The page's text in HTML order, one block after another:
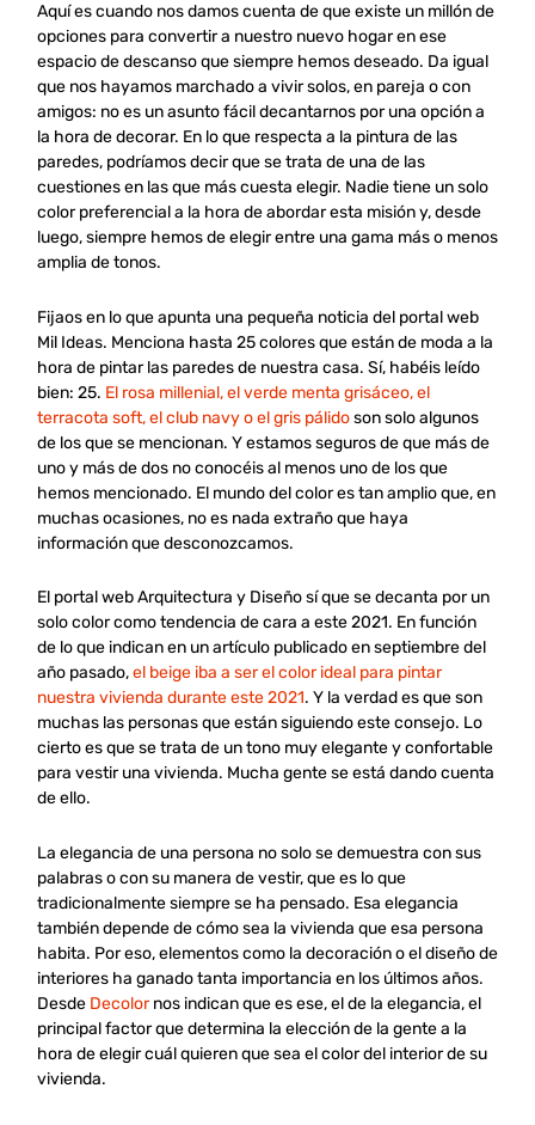
Aquí es cuando nos damos cuenta de que existe un millón de
opciones para convertir a nuestro nuevo hogar en ese
espacio de descanso que siempre hemos deseado. Da igual
que nos hayamos marchado a vivir solos, en pareja o con
amigos: no es un asunto fácil decantarnos por una opción a
la hora de decorar. En lo que respecta a la pintura de las
paredes, podríamos decir que se trata de una de las
cuestiones en las que más cuesta elegir. Nadie tiene un solo
color preferencial a la hora de abordar esta misión y, desde
luego, siempre hemos de elegir entre una gama más o menos
amplia de tonos.
Fijaos en lo que apunta una pequeña noticia del portal web
Mil Ideas. Menciona hasta 25 colores que están de moda a la
hora de pintar las paredes de nuestra casa. Sí, habéis leído
bien: 25. El rosa millenial, el verde menta grisáceo, el
terracota soft, el club navy o el gris pálidoson solo algunos
de los que se mencionan. Y estamos seguros de que más de
uno y más de dos no conocéis al menos uno de los que
hemos mencionado. El mundo del color es tan amplio que, en
muchas ocasiones, no es nada extraño que haya
información que desconozcamos.
El portal web Arquitectura y Diseño sí que se decanta por un
solo color como tendencia de cara a este 2021. En función
de lo que indican en un artículo publicado en septiembre del
año pasado,el beige iba a ser el color ideal para pintar
nuestra vivienda durante este 2021. Y la verdad es que son
muchas las personas que están siguiendo este consejo. Lo
cierto es que se trata de un tono muy elegante y confortable
para vestir una vivienda. Mucha gente se está dando cuenta
de ello.
La elegancia de una persona no solo se demuestra con sus
palabras o con su manera de vestir, que es lo que
tradicionalmente siempre se ha pensado. Esa elegancia
también depende de cómo sea la vivienda que esa persona
habita. Por eso, elementos como la decoración o el diseño de
interiores ha ganado tanta importancia en los últimos años.
Desde Decolornos indican que es ese, el de la elegancia, el
principal factor que determina la elección de la gente a la
hora de elegir cuál quieren que sea el color del interior de su
vivienda.